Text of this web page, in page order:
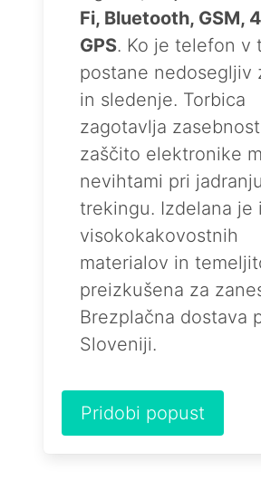
Fi, Bluetooth, GSM,
GPS. Ko je telefon v
postane nedosegljiv
in sledenje. Torbica
zagotavlja
zaščito elektronike
nevihtami pri
trekingu. Izdelana je
visokokakovostnih
materialov in
preizkušena za
Brezplačna dostava
Sloveniji.
Pridobi popust